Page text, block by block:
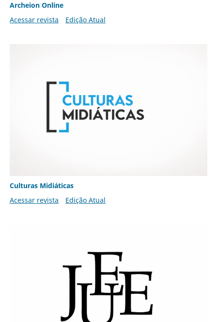
Archeion Online
Acessar revista
Edição Atual
Culturas Midiáticas
Acessar revista
Edição Atual